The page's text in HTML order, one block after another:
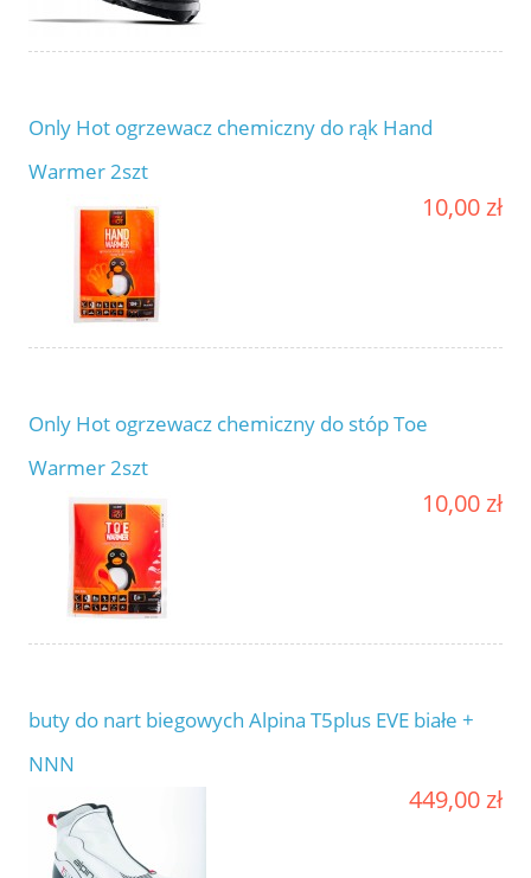
Only Hot ogrzewacz chemiczny do rąk Hand
Warmer 2szt
10,00 zł
Only Hot ogrzewacz chemiczny do stóp Toe
Warmer 2szt
10,00 zł
buty do nart biegowych Alpina T5plus EVE białe +
NNN
449,00 zł